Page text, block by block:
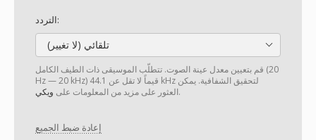
التردد:
تلقائي (لا تغيير)
قم بتعيين معدل عينة الصوت. تتطلّب الموسيقى ذات الطيف الكامل (20
Hz — 20 kHz) قيماً لا تقل عن 44.1 kHz لتحقيق الشفافية. يمكن
العثور على مزيد من المعلومات على ويكي .
إعادة ضبط الجميع